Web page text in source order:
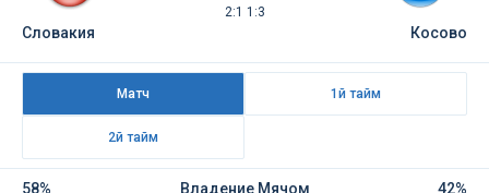
2:1 1:3
Словакия Косово
Матч 1й тайм
2й тайм
58% Владение Мячом 42%